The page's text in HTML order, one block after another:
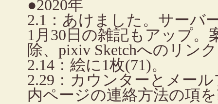
●2020年
2.1：あけました。サーバ
1月30日の雑記もアップ。
除、pixiv Sketchへのリン
2.14：絵に1枚(71)。
2.29：カウンターとメー
内ページの連絡方法の項